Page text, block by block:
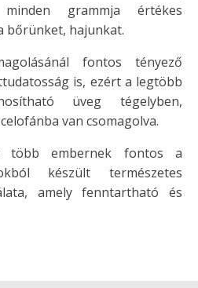
grammja értékes
bőrünket, hajunkat.
fontos tényező
is, ezért a legtöbb
üveg tégelyben,
van csomagolva.
több embernek fontos a
készült természetes
amely fenntartható és